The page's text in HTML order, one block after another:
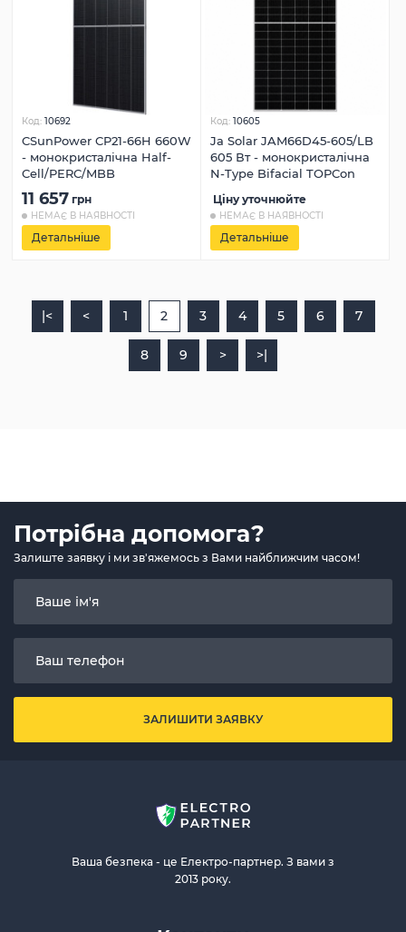
Код: 10692
CSunPower CP21-66H 660W
- монокристалічна Half-
Cell/PERC/MBB
11 657 грн
НЕМАЄ В НАЯВНОСТІ
Детальніше
Код: 10605
Ja Solar JAM66D45-605/LB
605 Вт - монокристалічна
N-Type Bifacial TOPCon
Ціну уточнюйте
НЕМАЄ В НАЯВНОСТІ
Детальніше
|< < 1 2 3 4 5 6 7
8 9 > >|
Потрібна допомога?
Залиште заявку і ми зв'яжемось з Вами найближчим часом!
ЗАЛИШИТИ ЗАЯВКУ
Ваша безпека - це Електро-партнер. З вами з
2013 року.